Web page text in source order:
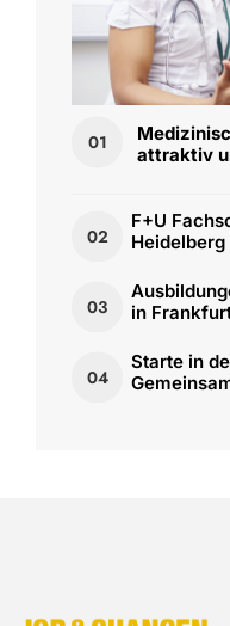
01
attraktiv
02
F+U
Heidelberg
03
in
04
Starte in